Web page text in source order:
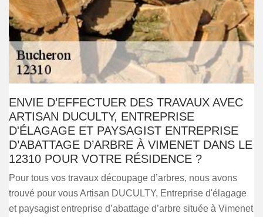
ENVIE D’EFFECTUER DES TRAVAUX AVEC
ARTISAN DUCULTY, ENTREPRISE
D'ÉLAGAGE ET PAYSAGIST ENTREPRISE
D’ABATTAGE D’ARBRE À VIMENET DANS LE
12310 POUR VOTRE RÉSIDENCE ?
Pour tous vos travaux découpage d’arbres, nous avons
trouvé pour vous Artisan DUCULTY, Entreprise d'élagage
et paysagist entreprise d’abattage d’arbre située à Vimenet